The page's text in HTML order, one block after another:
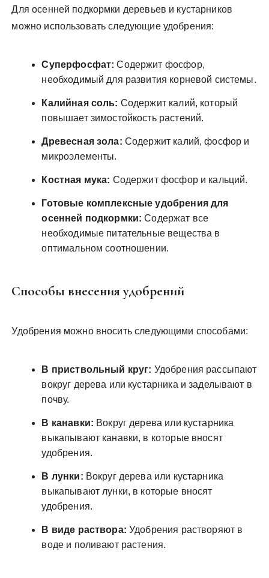
Для осенней подкормки деревьев и кустарников
можно использовать следующие удобрения:
Суперфосфат: Содержит фосфор,
необходимый для развития корневой системы.
Калийная соль: Содержит калий, который
повышает зимостойкость растений.
Древесная зола: Содержит калий, фосфор и
микроэлементы.
Костная мука: Содержит фосфор и кальций.
Готовые комплексные удобрения для
осенней подкормки: Содержат все
необходимые питательные вещества в
оптимальном соотношении.
Способы внесения удобрений
Удобрения можно вносить следующими способами:
В приствольный круг: Удобрения рассыпают
вокруг дерева или кустарника и заделывают в
почву.
В канавки: Вокруг дерева или кустарника
выкапывают канавки, в которые вносят
удобрения.
В лунки: Вокруг дерева или кустарника
выкапывают лунки, в которые вносят
удобрения.
В виде раствора: Удобрения растворяют в
воде и поливают растения.